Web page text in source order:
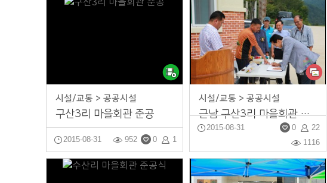
시설/교통 > 공공시설
구산3리 마을회관 준공
2015-08-31 1
0
952
시설/교통 > 공공시설
근남 구산3리 마을회관 준공식
2015-08-31 22
0
1116